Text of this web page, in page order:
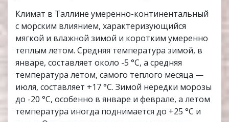
Климат в Таллине умеренно-континентальный
с морским влиянием, характеризующийся
мягкой и влажной зимой и коротким умеренно
теплым летом. Средняя температура зимой, в
январе, составляет около -5 °C, а средняя
температура летом, самого теплого месяца —
июля, составляет +17 °C. Зимой нередки морозы
до -20 °C, особенно в январе и феврале, а летом
температура иногда поднимается до +25 °C и